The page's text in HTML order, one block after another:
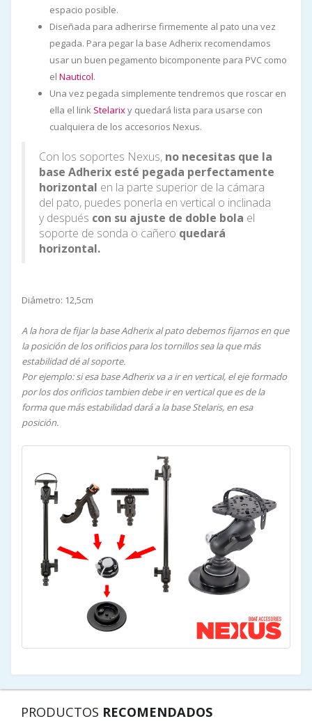
espacio posible.
Diseñada para adherirse firmemente al pato una vez
pegada. Para pegar la base Adherix recomendamos
usar un buen pegamento bicomponente para PVC como
el Nauticol.
Una vez pegada simplemente tendremos que roscar en
ella el link Stelarixy quedará lista para usarse con
cualquiera de los accesorios Nexus.
Con los soportes Nexus, no necesitas que la
base Adherix esté pegada perfectamente
horizontal en la parte superior de la cámara
del pato, puedes ponerla en vertical o inclinada
y después con su ajuste de doble bola el
soporte de sonda o cañero quedará
horizontal.
Diámetro: 12,5cm
A la hora de fijar la base Adherix al pato debemos fijarnos en que
la posición de los orificios para los tornillos sea la que más
estabilidad dé al soporte.
Por ejemplo: si esa base Adherix va a ir en vertical, el eje formado
por los dos orificios tambien debe ir en vertical que es de la
forma que más estabilidad dará a la base Stelaris, en esa
posición.
PRODUCTOS RECOMENDADOS